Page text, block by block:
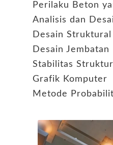
Perilaku Beton
Analisis dan
Desain Struktural
Desain Jembatan
Stabilitas
Grafik Komputer
Metode